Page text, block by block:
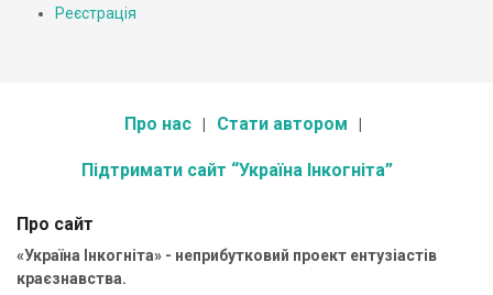
Реєстрація
Про нас Стати автором
Підтримати сайт “Україна Інкогніта”
Про сайт
«Україна Інкогніта» - неприбутковий проект ентузіастів
краєзнавства.